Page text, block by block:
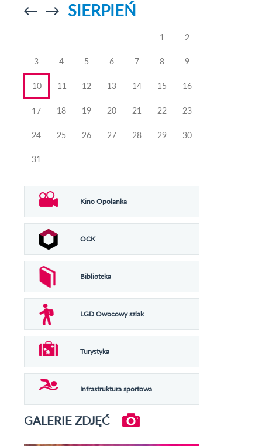
Przejdź doPrzejdź do
SIERPIEŃ
1 2
3 4 5 6 7 8 9
10 11 12 13 14 15 16
17 18 19 20 21 22 23
24 25 26 27 28 29 30
31
Kino Opolanka
OCK
Biblioteka
LGD Owocowy szlak
Turystyka
Infrastruktura sportowa
GALERIE ZDJĘĆ